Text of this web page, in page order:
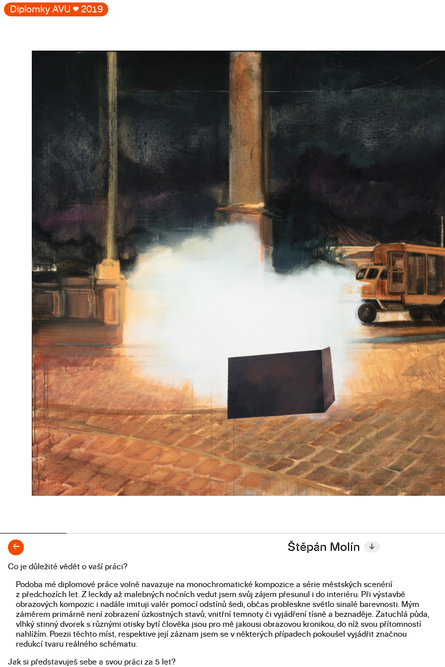
Diplomky AVU ♥ 2019
Štěpán Molín ↓
←
Popis diplomové práce
Co je důležité vědět o vaší práci?
Podoba mé diplomové práce volně navazuje na monochromatické kompozice a série městských scenérií
z předchozích let. Z leckdy až malebných nočních vedut jsem svůj zájem přesunul i do interiéru. Při výstavbě
obrazových kompozic i nadále imituji valér pomocí odstínů šedi, občas probleskne světlo sinalé barevnosti. Mým
záměrem primárně není zobrazení úzkostných stavů, vnitřní temnoty či vyjádření tísně a beznaděje. Zatuchlá půda,
vlhký stinný dvorek s různými otisky bytí člověka jsou pro mě jakousi obrazovou kronikou, do níž svou přítomností
nahlížím. Poezii těchto míst, respektive její záznam jsem se v některých případech pokoušel vyjádřit značnou
redukcí tvaru reálného schématu.
Jak si představuješ sebe a svou práci za 5 let?